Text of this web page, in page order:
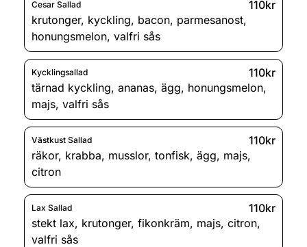
Cesar Sallad
110kr
krutonger, kyckling, bacon, parmesanost,
honungsmelon, valfri sås
Kycklingsallad
110kr
tärnad kyckling, ananas, ägg, honungsmelon,
majs, valfri sås
Västkust Sallad
110kr
räkor, krabba, musslor, tonfisk, ägg, majs,
citron
Lax Sallad
110kr
stekt lax, krutonger, fikonkräm, majs, citron,
valfri sås